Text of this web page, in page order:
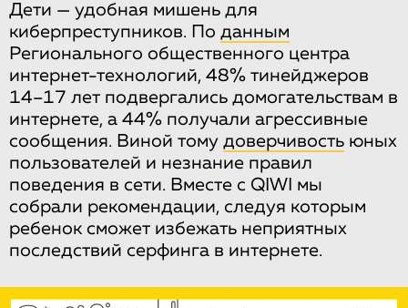
Дети — удобная мишень для
киберпреступников. По данным
Регионального общественного центра
интернет-технологий, 48% тинейджеров
14–17 лет подвергались домогательствам в
интернете, а 44% получали агрессивные
сообщения. Виной тому доверчивость юных
пользователей и незнание правил
поведения в сети. Вместе с QIWI мы
собрали рекомендации, следуя которым
ребенок сможет избежать неприятных
последствий серфинга в интернете.